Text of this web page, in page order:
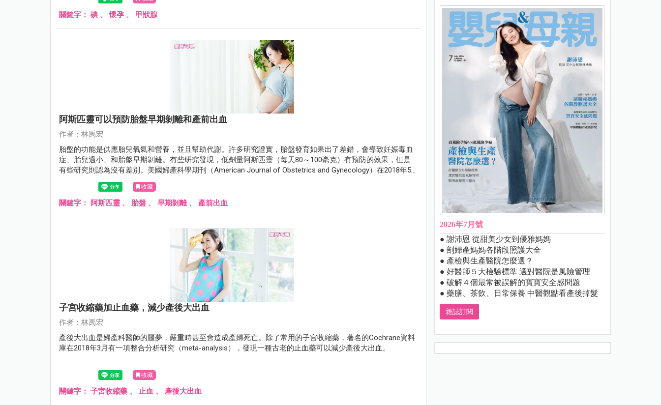
關鍵字： 碘 、懷孕 、 甲狀腺
阿斯匹靈可以預防胎盤早期剝離和產前出血
作者：林禹宏
胎盤的功能是供應胎兒氧氣和營養，並且幫助代謝。許多研究證實，胎盤發育如果出了差錯，會導致妊娠毒血
症、胎兒過小、和胎盤早期剝離。有些研究發現，低劑量阿斯匹靈（每天80～100毫克）有預防的效果，但是
有些研究則認為沒有差別。美國婦產科學期刊（American Journal of Obstetrics and Gynecology）在2018年5
月份有一項綜合分析研究（meta-analysis），結論是低劑量的阿斯匹靈，的確可以預防胎盤早期剝離和產前出
血，只是跟劑量和使用時機有關。
收藏
關鍵字： 阿斯匹靈 、 胎盤 、 早期剝離、 產前出血
子宮收縮藥加止血藥，減少產後大出血
作者：林禹宏
產後大出血是婦產科醫師的噩夢，嚴重時甚至會造成產婦死亡。除了常用的子宮收縮藥，著名的Cochrane資料
庫在2018年3月有一項整合分析研究（meta-analysis），發現一種古老的止血藥可以減少產後大出血。
收藏
關鍵字： 子宮收縮藥 、 止血 、 產後大出血
2026年7月號
● 謝沛恩 從甜美少女到優雅媽媽
● 剖婦產媽媽各階段照護大全
● 產檢與生產醫院怎麼選？
● 好醫師５大檢驗標準 選對醫院是風險管理
● 破解４個最常被誤解的寶寶安全感問題
● 藥膳、茶飲、日常保養 中醫觀點看產後掉髮
雜誌訂閱